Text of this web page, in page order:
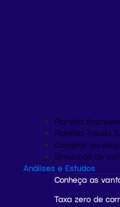
Planilha
Planilha Tabela
Comprar ou
Simulação de
Análises e Estudos
Conheça as
Taxa zero de